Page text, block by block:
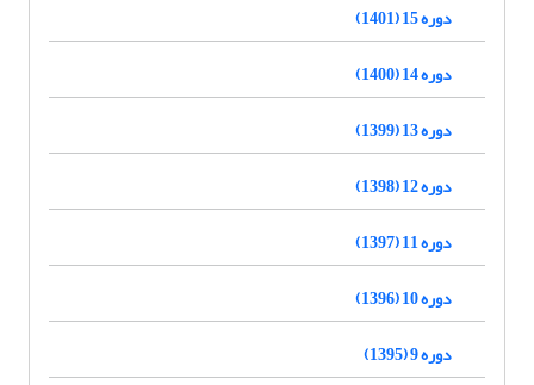
دوره 15 (1401)
دوره 14 (1400)
دوره 13 (1399)
دوره 12 (1398)
دوره 11 (1397)
دوره 10 (1396)
دوره 9 (1395)